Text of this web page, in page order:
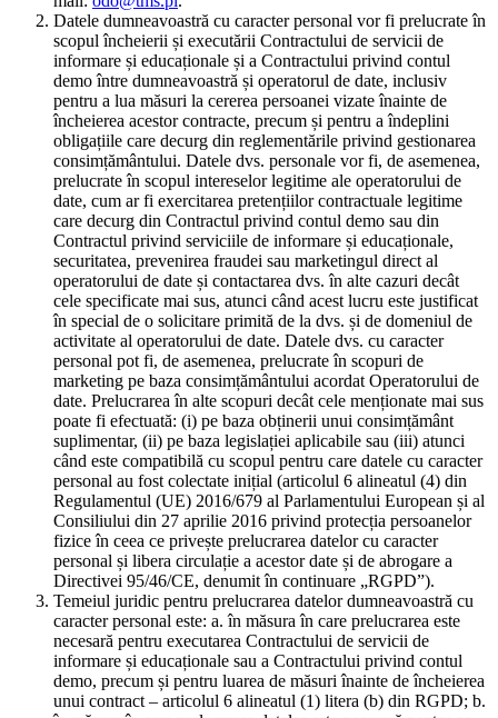
Datele dumneavoastră cu caracter personal vor fi prelucrate în
scopul încheierii și executării Contractului de servicii de
informare și educaționale și a Contractului privind contul
demo între dumneavoastră și operatorul de date, inclusiv
pentru a lua măsuri la cererea persoanei vizate înainte de
încheierea acestor contracte, precum și pentru a îndeplini
obligațiile care decurg din reglementările privind gestionarea
consimțământului. Datele dvs. personale vor fi, de asemenea,
prelucrate în scopul intereselor legitime ale operatorului de
date, cum ar fi exercitarea pretențiilor contractuale legitime
care decurg din Contractul privind contul demo sau din
Contractul privind serviciile de informare și educaționale,
securitatea, prevenirea fraudei sau marketingul direct al
operatorului de date și contactarea dvs. în alte cazuri decât
cele specificate mai sus, atunci când acest lucru este justificat
în special de o solicitare primită de la dvs. și de domeniul de
activitate al operatorului de date. Datele dvs. cu caracter
personal pot fi, de asemenea, prelucrate în scopuri de
marketing pe baza consimțământului acordat Operatorului de
date. Prelucrarea în alte scopuri decât cele menționate mai sus
poate fi efectuată: (i) pe baza obținerii unui consimțământ
suplimentar, (ii) pe baza legislației aplicabile sau (iii) atunci
când este compatibilă cu scopul pentru care datele cu caracter
personal au fost colectate inițial (articolul 6 alineatul (4) din
Regulamentul (UE) 2016/679 al Parlamentului European și al
Consiliului din 27 aprilie 2016 privind protecția persoanelor
fizice în ceea ce privește prelucrarea datelor cu caracter
personal și libera circulație a acestor date și de abrogare a
Directivei 95/46/CE, denumit în continuare „RGPD”).
Temeiul juridic pentru prelucrarea datelor dumneavoastră cu
caracter personal este: a. în măsura în care prelucrarea este
necesară pentru executarea Contractului de servicii de
informare și educaționale sau a Contractului privind contul
demo, precum și pentru luarea de măsuri înainte de încheierea
unui contract – articolul 6 alineatul (1) litera (b) din RGPD; b.